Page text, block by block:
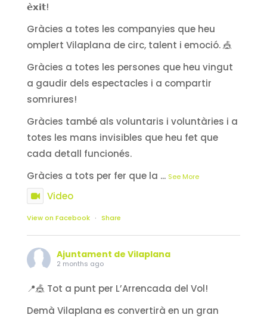
𝗲̀𝘅𝗶𝘁!
Gràcies a totes les companyies que heu
omplert Vilaplana de circ, talent i emoció. 🎪
Gràcies a totes les persones que heu vingut
a gaudir dels espectacles i a compartir
somriures!
Gràcies també als voluntaris i voluntàries i a
totes les mans invisibles que heu fet que
cada detall funcionés.
Gràcies a tots per fer que la ... See More
Video
View on Facebook · Share
Ajuntament de Vilaplana
2 months ago
📍🎪 Tot a punt per L’Arrencada del Vol!
Demà Vilaplana es convertirà en un gran